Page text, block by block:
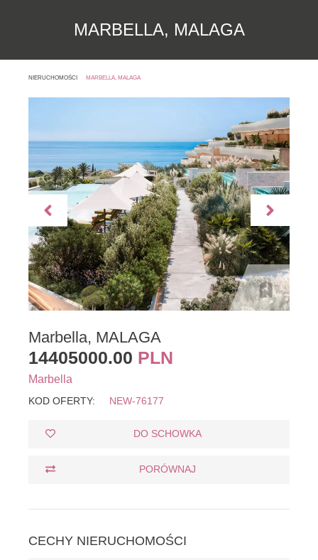
MARBELLA, MALAGA
NIERUCHOMOŚCI MARBELLA, MALAGA
Marbella, MALAGA
14405000.00 PLN
Marbella
KOD OFERTY: NEW-76177
DO SCHOWKA
PORÓWNAJ
CECHY NIERUCHOMOŚCI